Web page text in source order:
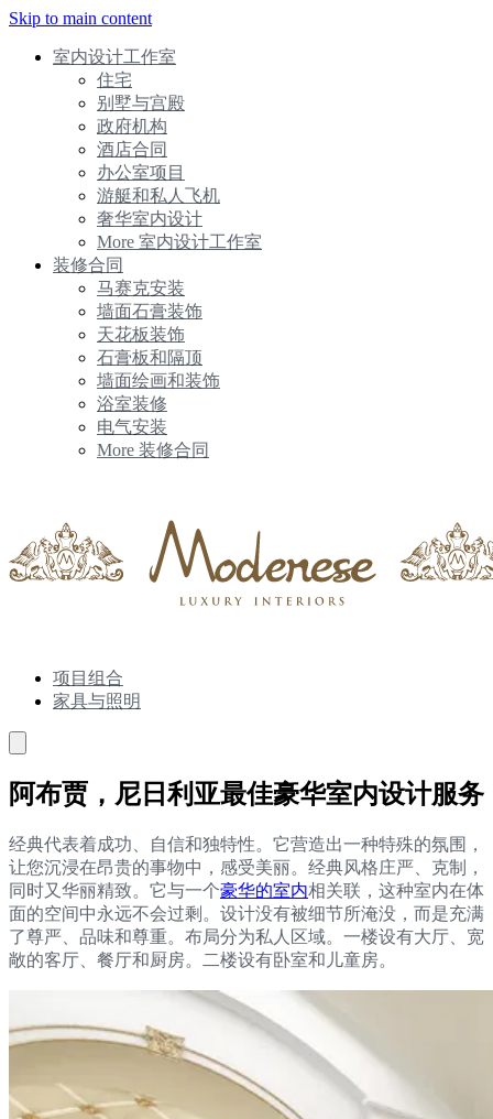
Skip to main content
室内设计工作室
住宅
别墅与宫殿
政府机构
酒店合同
办公室项目
游艇和私人飞机
奢华室内设计
More 室内设计工作室
装修合同
马赛克安装
墙面石膏装饰
天花板装饰
石膏板和隔顶
墙面绘画和装饰
浴室装修
电气安装
More 装修合同
项目组合
家具与照明
阿布贾，尼日利亚最佳豪华室内设计服务
经典代表着成功、自信和独特性。它营造出一种特殊的氛围，
让您沉浸在昂贵的事物中，感受美丽。经典风格庄严、克制，
同时又华丽精致。它与一个豪华的室内相关联，这种室内在体
面的空间中永远不会过剩。设计没有被细节所淹没，而是充满
了尊严、品味和尊重。布局分为私人区域。一楼设有大厅、宽
敞的客厅、餐厅和厨房。二楼设有卧室和儿童房。